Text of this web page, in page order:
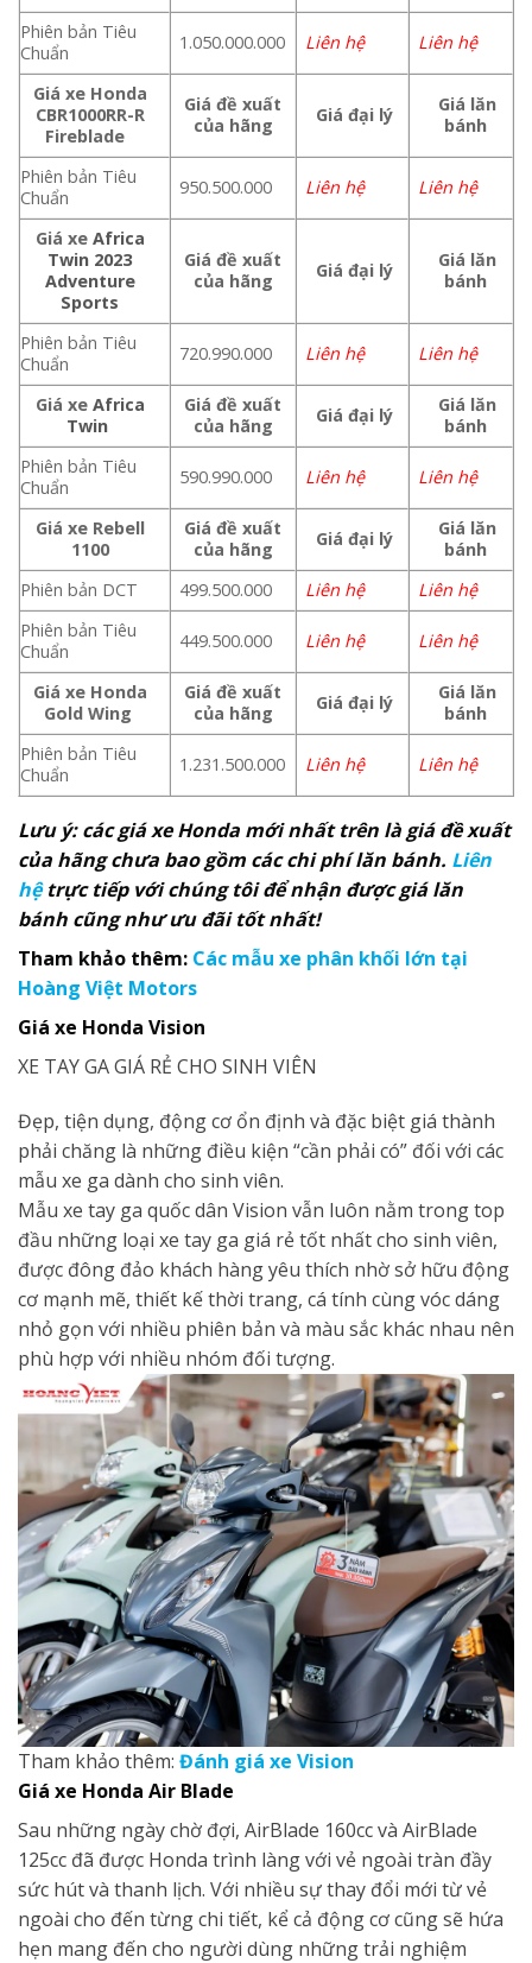
Phiên bản Tiêu
Chuẩn
1.050.000.000 Liên hệ Liên hệ
Giá xe Honda
CBR1000RR-R
Fireblade
Giá đề xuất
của hãng
Giá đại lý
Giá lăn
bánh
Phiên bản Tiêu
Chuẩn
950.500.000 Liên hệ Liên hệ
Giá xe Africa
Twin 2023
Adventure
Sports
Giá đề xuất
của hãng
Giá đại lý
Giá lăn
bánh
Phiên bản Tiêu
Chuẩn
720.990.000 Liên hệ Liên hệ
Giá xe Africa
Twin
Giá đề xuất
của hãng
Giá đại lý
Giá lăn
bánh
Phiên bản Tiêu
Chuẩn
590.990.000 Liên hệ Liên hệ
Giá xe Rebell
1100
Giá đề xuất
của hãng
Giá đại lý
Giá lăn
bánh
Phiên bản DCT
499.500.000 Liên hệ
Liên hệ
Phiên bản Tiêu
Chuẩn
449.500.000 Liên hệ Liên hệ
Giá xe Honda
Gold Wing
Giá đề xuất
của hãng
Giá đại lý
Giá lăn
bánh
Phiên bản Tiêu
Chuẩn
1.231.500.000 Liên hệ Liên hệ
Lưu ý: các giá xe Honda mới nhất trên là giá đề xuất
của hãng chưa bao gồm các chi phí lăn bánh. Liên
hệtrực tiếp với chúng tôi để nhận được giá lăn
bánh cũng như ưu đãi tốt nhất!
Tham khảo thêm: Các mẫu xe phân khối lớn tại
Hoàng Việt Motors
Giá xe Honda Vision
XE TAY GA GIÁ RẺ CHO SINH VIÊN
Đẹp, tiện dụng, động cơ ổn định và đặc biệt giá thành
phải chăng là những điều kiện “cần phải có” đối với các
mẫu xe ga dành cho sinh viên.
Mẫu xe tay ga quốc dân Vision vẫn luôn nằm trong top
đầu những loại xe tay ga giá rẻ tốt nhất cho sinh viên,
được đông đảo khách hàng yêu thích nhờ sở hữu động
cơ mạnh mẽ, thiết kế thời trang, cá tính cùng vóc dáng
nhỏ gọn với nhiều phiên bản và màu sắc khác nhau nên
phù hợp với nhiều nhóm đối tượng.
Tham khảo thêm: Đánh giá xe Vision
Giá xe Honda Air Blade
Sau những ngày chờ đợi, AirBlade 160cc và AirBlade
125cc đã được Honda trình làng với vẻ ngoài tràn đầy
sức hút và thanh lịch. Với nhiều sự thay đổi mới từ vẻ
ngoài cho đến từng chi tiết, kể cả động cơ cũng sẽ hứa
hẹn mang đến cho người dùng những trải nghiệm